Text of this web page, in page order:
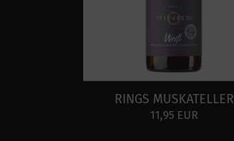
RINGS MUSKATELLER
11,95 EUR